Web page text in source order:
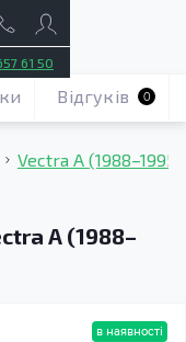
61 50
Vectra A (1988–1995)
A (1988–
Відгуків 0
в наявності